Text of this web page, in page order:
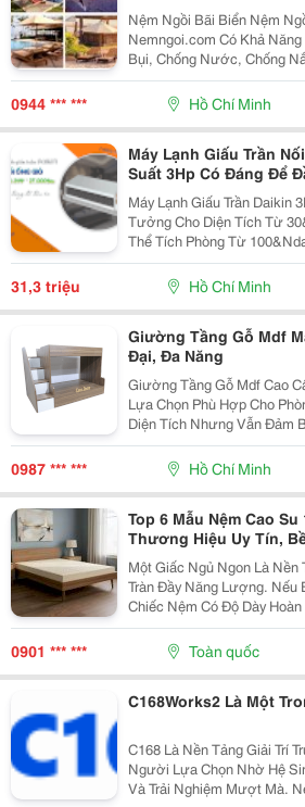
Nệm Ngồi Bãi Biển Nệm Ngồi Bãi Biển Tại
Nemngoi.com Có Khả
Bụi, Chống Nước, Chống
Và Nhanh Khô. Sản Phẩm
Số Lượng Sỉ Lẻ Với Ưu
Nhanh . Liên Hệ...
0944 *** *** Hồ Chí Minh
Máy Lạnh Giấu Trần
Suất 3Hp Có Đáng Để
Máy Lạnh Giấu Trần Daikin
Tưởng Cho Diện Tích Từ
Thể Tích Phòng Từ
Phẩm Này Không Chỉ Mang
Mà Còn Đảm Bảo Độ Bền,
Hợp Với Đa...
31,3 triệu Hồ Chí Minh
Giường Tầng Gỗ Mdf
Đại, Đa Năng
Giường Tầng Gỗ Mdf Cao
Lựa Chọn Phù Hợp Cho
Diện Tích Nhưng Vẫn Đảm
2 Tầng Chắc Chắn, Có Cầu
Lưu Trữ Giúp Căn Phòng Gọn Gàng
Dụng...
0987 *** *** Hồ Chí Minh
Top 6 Mẫu Nệm Cao Su
Thương Hiệu Uy Tín,
Một Giấc Ngủ Ngon Là
Tràn Đầy Năng Lượng. Nếu
Chiếc Nệm Có Độ Dày
Tối Ưu Và Có Độ Bền Lên
Cao Su 15Cm Chính Là
Không Quá Mỏng...
0901 *** *** Toàn quốc
C168Works2 Là Một
C168 Là Nền Tảng Giải Trí
Người Lựa Chọn Nhờ Hệ
Và Trải Nghiệm Mượt Mà.